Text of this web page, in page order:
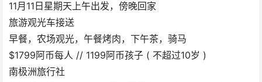
11月11日星期天上午出发，傍晚回家
旅游观光车接送
早餐，农场观光，午餐烤肉，下午茶，骑马
$1799阿币每人 // 1199阿币孩子 ( 不超过10岁 )
南极洲旅行社